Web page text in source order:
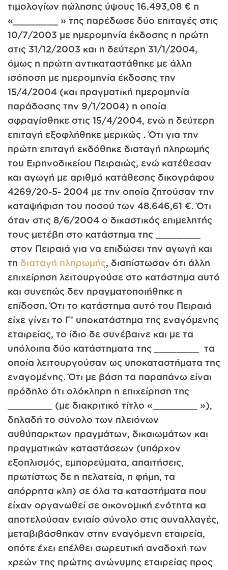
τιμολογίων πώλησης ύψους 16.493,08 € η
«________ » της παρέδωσε δύο επιταγές στις
10/7/2003 με ημερομηνία έκδοσης η πρώτη
στις 31/12/2003 και η δεύτερη 31/1/2004,
όμως η πρώτη αντικαταστάθηκε με άλλη
ισόποση με ημερομηνία έκδοσης την
15/4/2004 (και πραγματική ημερομηνία
παράδοσης την 9/1/2004) η οποία
σφραγίσθηκε στις 15/4/2004, ενώ η δεύτερη
επιταγή εξοφλήθηκε μερικώς . Ότι για την
πρώτη επιταγή εκδόθηκε διαταγή πληρωμής
του Ειρηνοδικείου Πειραιώς, ενώ κατέθεσαν
και αγωγή με αριθμό κατάθεσης δικογράφου
4269/20-5- 2004 με την οποία ζητούσαν την
καταψήφιση του ποσού των 48.646,61 €. Ότι
όταν στις 8/6/2004 ο δικαστικός επιμελητής
τους μετέβη στο κατάστημα της ________
στον Πειραιά για να επιδώσει την αγωγή και
τη διαταγή πληρωμής , διαπίστωσαν ότι άλλη
επιχείρηση λειτουργούσε στο κατάστημα αυτό
και συνεπώς δεν πραγματοποιήθηκε η
επίδοση. Ότι το κατάστημα αυτό του Πειραιά
είχε γίνει το Γ’ υποκατάστημα της εναγόμενης
εταιρείας, το ίδιο δε συνέβαινε και με τα
υπόλοιπα δύο κατάστηματα της ________ τα
οποία λειτουργούσαν ως υποκαταστήματα της
εναγομένης. Ότι με βάση τα παραπάνω είναι
πρόδηλο ότι ολόκληρη η επιχείρηση της
________ (με διακριτικό τίτλο «________ »),
δηλαδή το σύνολο των πλειόνων
αυθύπαρκτων πραγμάτων, δικαιωμάτων και
πραγματικών καταστάσεων (υπάρχον
εξοπλισμός, εμπορεύματα, απαιτήσεις,
πρωτίστως δε η πελατεία, η φήμη, τα
απόρρητα κλπ) σε όλα τα καταστήματα που
είχαν οργανωθεί σε οικονομική ενότητα κα
αποτελούσαν ενιαίο σύνολο στις συναλλαγές,
μεταβιβάσθηκαν στην εναγόμενη εταιρεία,
οπότε έχει επέλθει σωρευτική αναδοχή των
χρεών της πρώτης ανώνυμης εταιρείας προς